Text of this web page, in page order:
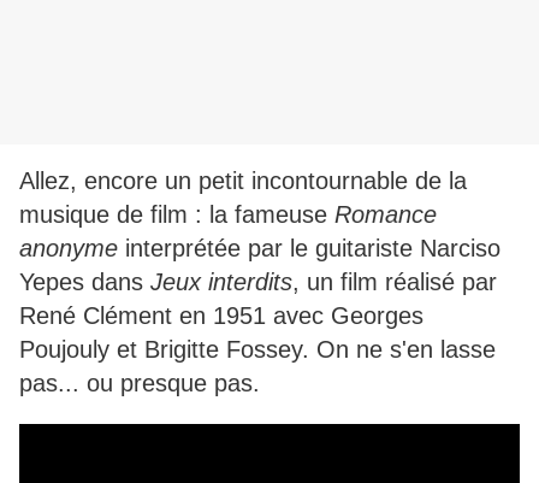
Allez, encore un petit incontournable de la
musique de film : la fameuse Romance
anonyme interprétée par le guitariste Narciso
Yepes dans Jeux interdits, un film réalisé par
René Clément en 1951 avec Georges
Poujouly et Brigitte Fossey. On ne s'en lasse
pas... ou presque pas.